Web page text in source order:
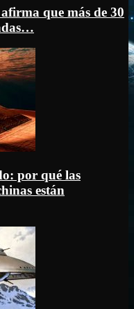
que más de 30
por qué las
están